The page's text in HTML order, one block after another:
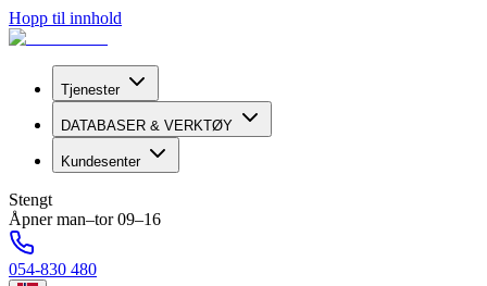
Hopp til innhold
Tjenester
DATABASER & VERKTØY
Kundesenter
Stengt
Åpner man–tor 09–16
054-830 480